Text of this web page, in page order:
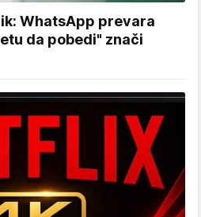
WhatsApp prevara
da pobedi" znači